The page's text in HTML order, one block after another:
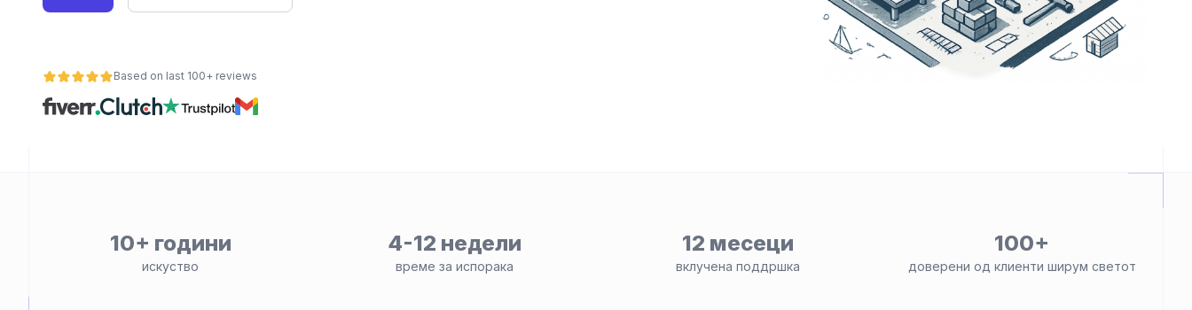
Based on last 100+ reviews
10+ години
искуство
4-12 недели
време за испорака
12 месеци
вклучена поддршка
100+
доверени од клиенти ширум светот